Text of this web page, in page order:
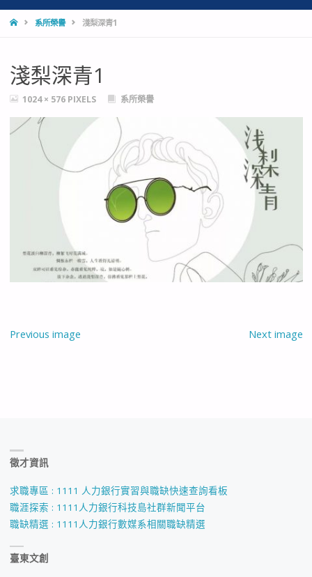
HOME系所榮譽 淺梨深青1
淺梨深青1
FULL1024 × 576 PIXELS 系所榮譽
Previous image Next image
徵才資訊
求職專區 : 1111 人力銀行實習與職缺快速查詢看板
職涯探索 : 1111人力銀行科技島社群新聞平台
職缺精選 : 1111人力銀行數媒系相關職缺精選
臺東文創